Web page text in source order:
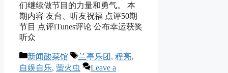
们继续做节目的力量和勇气。 本
期内容 友台、听友祝福 点评50期
节目 点评iTunes评论 公布幸运获奖
听众
Categories
新闻酸菜馆 Tags
兰亭乐团 , 程亮,
自娱自乐, 萤火虫
Leave a